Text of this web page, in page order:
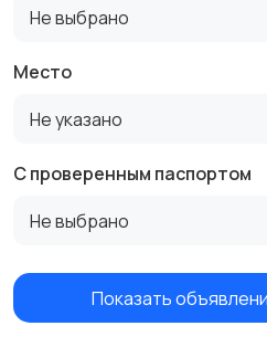
Не выбрано
Место
Не указано
С проверенным паспортом
Не выбрано
Показать